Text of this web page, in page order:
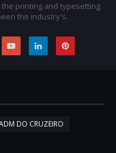
printing and typesetting
the industry's.
DO CRUZEIRO